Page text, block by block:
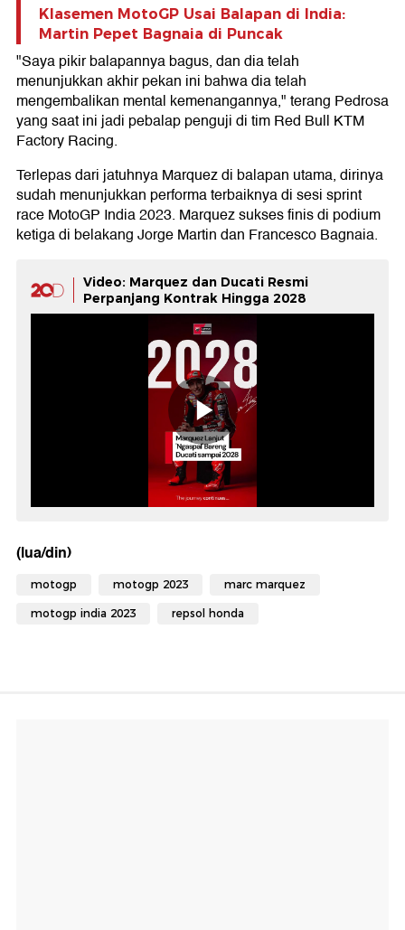
Klasemen MotoGP Usai Balapan di India:
Martin Pepet Bagnaia di Puncak
"Saya pikir balapannya bagus, dan dia telah
menunjukkan akhir pekan ini bahwa dia telah
mengembalikan mental kemenangannya," terang Pedrosa
yang saat ini jadi pebalap penguji di tim Red Bull KTM
Factory Racing.
Terlepas dari jatuhnya Marquez di balapan utama, dirinya
sudah menunjukkan performa terbaiknya di sesi sprint
race MotoGP India 2023. Marquez sukses finis di podium
ketiga di belakang Jorge Martin dan Francesco Bagnaia.
Video: Marquez dan Ducati Resmi
Perpanjang Kontrak Hingga 2028
(lua/din)
motogp motogp 2023 marc marquez
motogp india 2023 repsol honda